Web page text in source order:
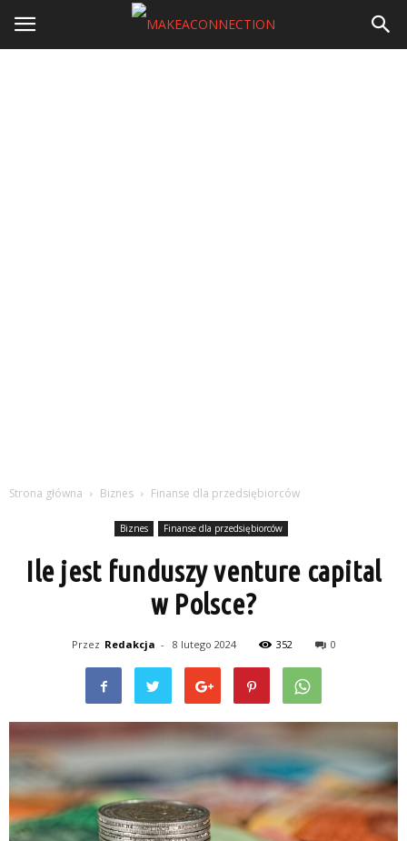
Strona główna Biznes Finanse dla przedsiębiorców
Biznes Finanse dla przedsiębiorców
Ile jest funduszy venture capital
w Polsce?
Przez Redakcja - 8 lutego 2024 352 0